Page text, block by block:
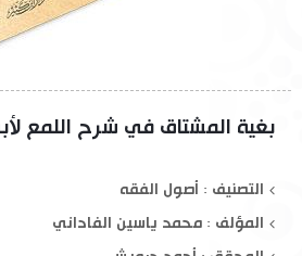
بغية المشتاق في شرح اللمع
التصنيف : أصول الفقه
المؤلف : محمد ياسين الفاداني